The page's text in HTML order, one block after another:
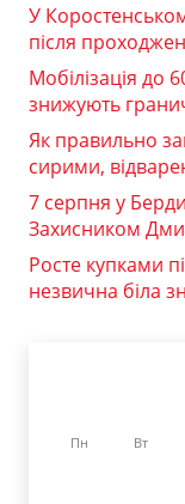
У
після
Мобілізація до
знижують
Як правильно
сирими,
7 серпня у
Захисником
Росте купками
незвична біла
Пн Вт